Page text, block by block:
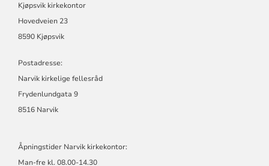
Kjøpsvik kirkekontor
Hovedveien 23
8590 Kjøpsvik
Postadresse:
Narvik kirkelige fellesråd
Frydenlundgata 9
8516 Narvik
Åpningstider Narvik kirkekontor:
Man-fre kl. 08.00-14.30